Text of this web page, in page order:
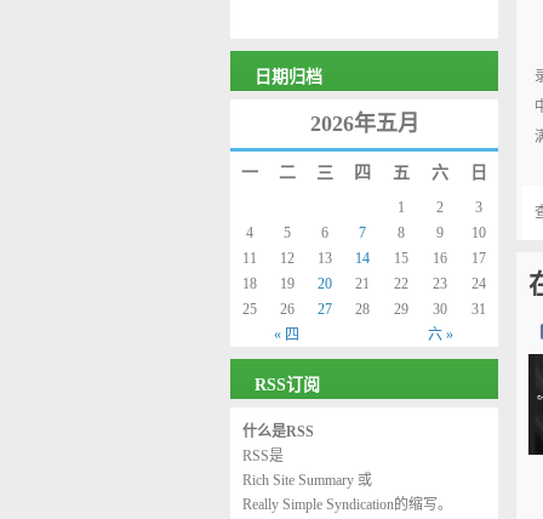
日期归档
2026年五月
一 二 三 四 五 六 日
« 四 六 »
1 2
3
4
5 6 7 8 9
10
11
12 13 14 15 16
17
18
19 20 21 22 23
24
25
26 27 28 29 30 31
RSS订阅
什么是RSS
RSS是
Rich Site Summary 或
Really Simple Syndication的缩写。